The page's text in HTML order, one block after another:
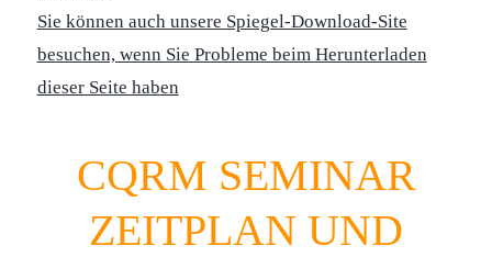
Sie können auch unsere Spiegel-Download-Site
besuchen, wenn Sie Probleme beim Herunterladen
dieser Seite haben
CQRM SEMINAR
ZEITPLAN UND